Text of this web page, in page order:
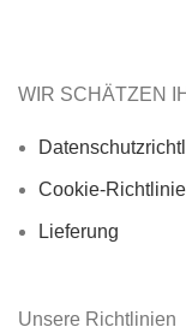
WIR SCHÄTZEN
Cookie-Richtlinie
Lieferung
Unsere Richtlinien